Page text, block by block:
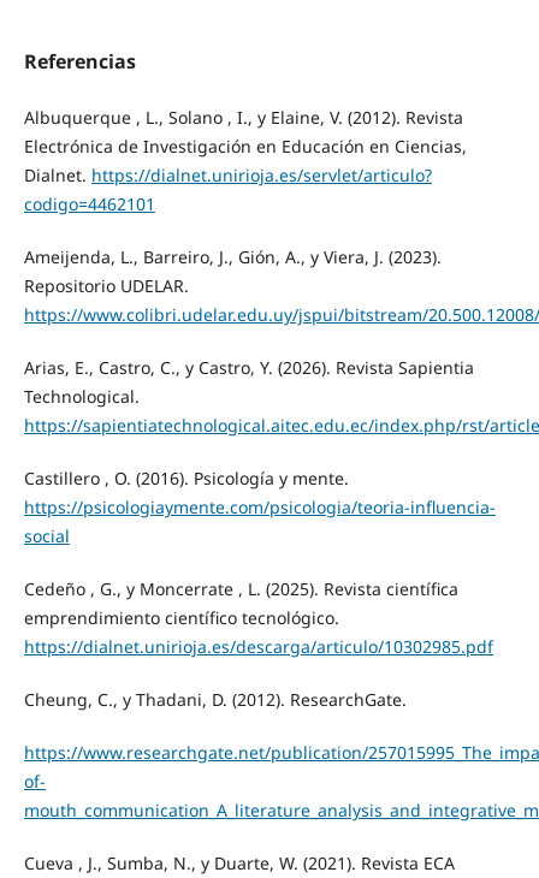
Referencias
Albuquerque , L., Solano , I., y Elaine, V. (2012). Revista
Electrónica de Investigación en Educación en Ciencias,
Dialnet. https://dialnet.unirioja.es/servlet/articulo?
codigo=4462101
Ameijenda, L., Barreiro, J., Gión, A., y Viera, J. (2023).
Repositorio UDELAR.
https://www.colibri.udelar.edu.uy/jspui/bitstream/20.500.12008/
Arias, E., Castro, C., y Castro, Y. (2026). Revista Sapientia
Technological.
https://sapientiatechnological.aitec.edu.ec/index.php/rst/
Castillero , O. (2016). Psicología y mente.
https://psicologiaymente.com/psicologia/teoria-influencia-
social
Cedeño , G., y Moncerrate , L. (2025). Revista científica
emprendimiento científico tecnológico.
https://dialnet.unirioja.es/descarga/articulo/10302985.pdf
Cheung, C., y Thadani, D. (2012). ResearchGate.
https://www.researchgate.net/publication/
of-
Cueva , J., Sumba, N., y Duarte, W. (2021). Revista ECA